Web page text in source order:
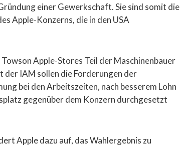
einer Gewerkschaft. Sie sind somit die
Apple-Konzerns, die in den USA
Apple-Stores Teil der Maschinenbauer
IAM sollen die Forderungen der
bei den Arbeitszeiten, nach besserem Lohn
gegenüber dem Konzern durchgesetzt
Apple dazu auf, das Wahlergebnis zu